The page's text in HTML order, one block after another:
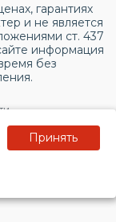
гарантиях
и не является
ст. 437
информация
без
данныхПринять